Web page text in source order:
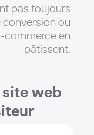
pas toujours
conversion ou
commerce en
pâtissent.
site web